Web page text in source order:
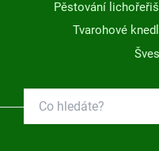
Pěstování
Tvarohové